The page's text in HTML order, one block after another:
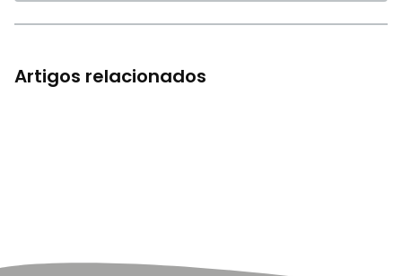
Artigos relacionados